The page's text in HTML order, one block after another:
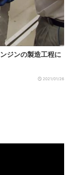
ジンの製造工程に
2021/01/26